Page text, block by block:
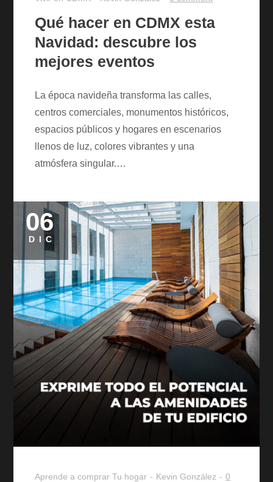
Qué hacer en CDMX esta
Navidad: descubre los
mejores eventos
La época navideña transforma las calles,
centros comerciales, monumentos históricos,
espacios públicos y hogares en escenarios
llenos de luz, colores vibrantes y una
atmósfera singular.…
Posted
on
06
DIC
Aprende a comprar Tu hogar Kevin González
0